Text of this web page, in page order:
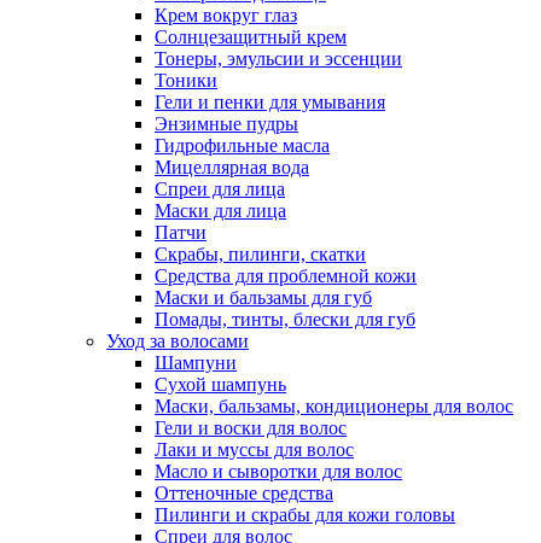
Крем вокруг глаз
Солнцезащитный крем
Тонеры, эмульсии и эссенции
Тоники
Гели и пенки для умывания
Энзимные пудры
Гидрофильные масла
Мицеллярная вода
Спреи для лица
Маски для лица
Патчи
Скрабы, пилинги, скатки
Средства для проблемной кожи
Маски и бальзамы для губ
Помады, тинты, блески для губ
Уход за волосами
Шампуни
Сухой шампунь
Маски, бальзамы, кондиционеры для волос
Гели и воски для волос
Лаки и муссы для волос
Масло и сыворотки для волос
Оттеночные средства
Пилинги и скрабы для кожи головы
Спреи для волос